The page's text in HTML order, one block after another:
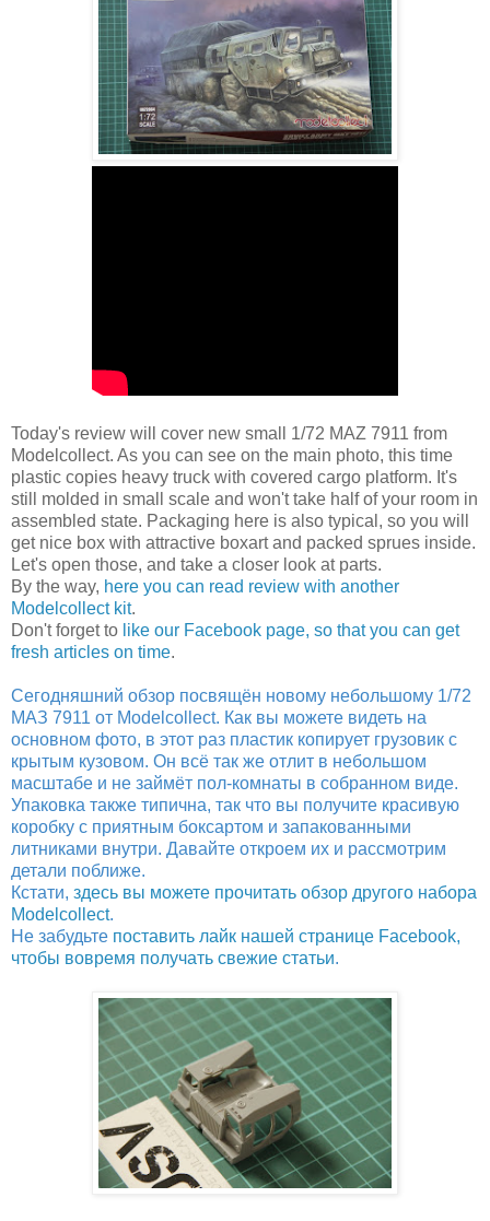
Today's review will cover new small 1/72 MAZ 7911 from
Modelcollect. As you can see on the main photo, this time
plastic copies heavy truck with covered cargo platform. It's
still molded in small scale and won't take half of your room in
assembled state. Packaging here is also typical, so you will
get nice box with attractive boxart and packed sprues inside.
Let's open those, and take a closer look at parts.
By the way, here you can read review with another
Modelcollect kit.
Don't forget to like our Facebook page, so that you can get
fresh articles on time.
Сегодняшний обзор посвящён новому небольшому 1/72
МАЗ 7911 от Modelcollect. Как вы можете видеть на
основном фото, в этот раз пластик копирует грузовик с
крытым кузовом. Он всё так же отлит в небольшом
масштабе и не займёт пол-комнаты в собранном виде.
Упаковка также типична, так что вы получите красивую
коробку с приятным боксартом и запакованными
литниками внутри. Давайте откроем их и рассмотрим
детали поближе.
Кстати, здесь вы можете прочитать обзор другого набора
Modelcollect.
Не забудьте поставить лайк нашей странице Facebook,
чтобы вовремя получать свежие статьи.